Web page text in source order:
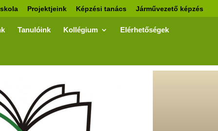
Projektjeink Képzési tanács Járművezető képzés
Tanulóink Kollégium Elérhetőségek